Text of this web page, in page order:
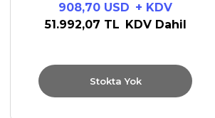
908,70 USD + KDV
51.992,07 TL KDV Dahil
Stokta Yok